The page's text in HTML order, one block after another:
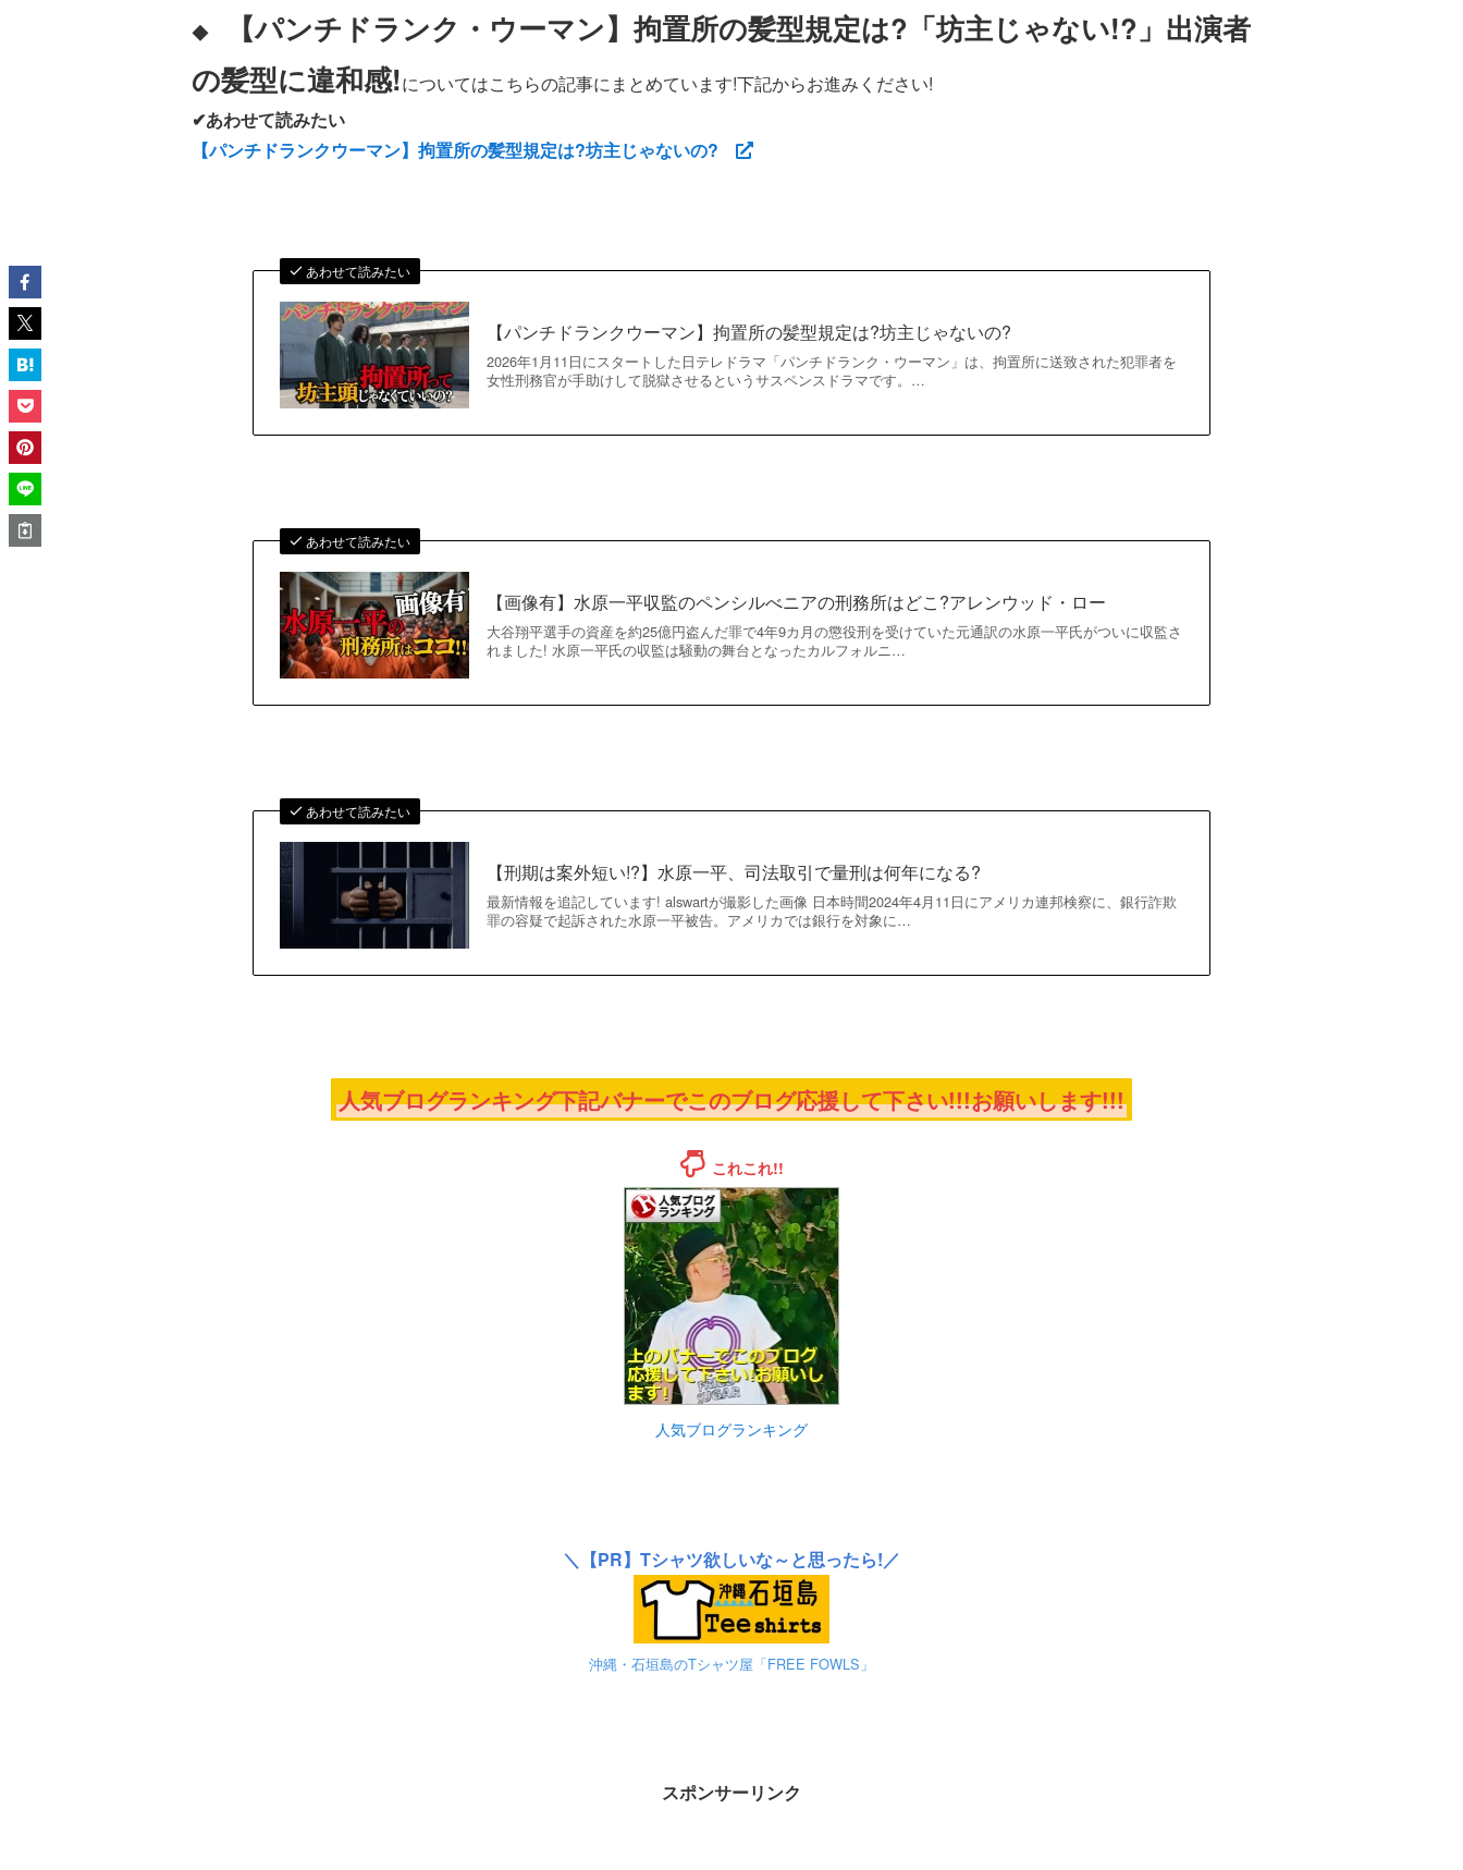
◆
【パンチドランク・ウーマン】拘置所の髪型規定は?「坊主じゃない!?」出演者
の髪型に違和感!についてはこちらの記事にまとめています!下記からお進みください!
✔あわせて読みたい
【パンチドランクウーマン】拘置所の髪型規定は?坊主じゃないの?
あわせて読みたい
【パンチドランクウーマン】拘置所の髪型規定は?坊主じゃないの?
2026年1月11日にスタートした日テレドラマ「パンチドランク・ウーマン」は、拘置所に送致された犯罪者を
女性刑務官が手助けして脱獄させるというサスペンスドラマです。…
あわせて読みたい
【画像有】水原一平収監のペンシルべニアの刑務所はどこ?アレンウッド・ロー
大谷翔平選手の資産を約25億円盗んだ罪で4年9カ月の懲役刑を受けていた元通訳の水原一平氏がついに収監さ
れました! 水原一平氏の収監は騒動の舞台となったカルフォルニ…
あわせて読みたい
【刑期は案外短い!?】水原一平、司法取引で量刑は何年になる?
最新情報を追記しています! alswartが撮影した画像 日本時間2024年4月11日にアメリカ連邦検察に、銀行詐欺
罪の容疑で起訴された水原一平被告。アメリカでは銀行を対象に…
人気ブログランキング下記バナーでこのブログ応援して下さい!!!お願いします!!!
これこれ!!
人気ブログランキング
＼ 【PR】 Tシャツ欲しいな～と思ったら!／
沖縄・石垣島のTシャツ屋「FREE FOWLS」
スポンサーリンク